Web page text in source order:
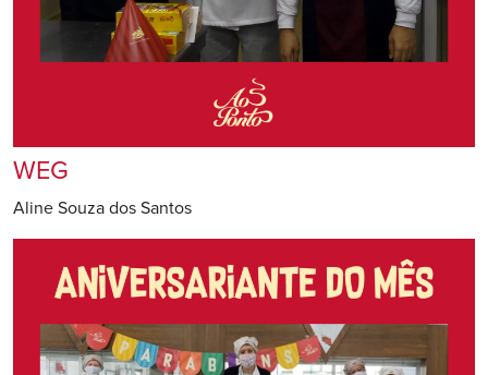
WEG
Aline Souza dos Santos